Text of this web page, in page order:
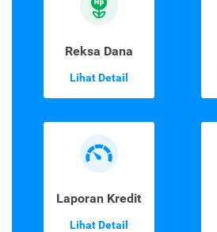
Reksa Dana
Lihat Detail
Laporan Kredit
Lihat Detail